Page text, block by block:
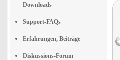
Downloads
Support-FAQs
Erfahrungen, Beiträge
Diskussions-Forum